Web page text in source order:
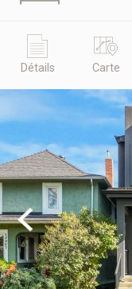
Détails Carte
Previous